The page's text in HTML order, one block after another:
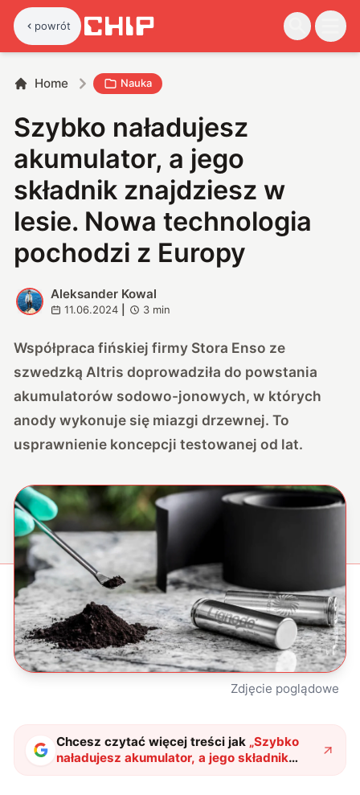
powrót
Home Nauka
Szybko naładujesz
akumulator, a jego
składnik znajdziesz w
lesie. Nowa technologia
pochodzi z Europy
A
Aleksander Kowal
11.06.2024 3 min
Współpraca fińskiej firmy Stora Enso ze
szwedzką Altris doprowadziła do powstania
akumulatorów sodowo-jonowych, w których
anody wykonuje się miazgi drzewnej. To
usprawnienie koncepcji testowanej od lat.
Zdjęcie poglądowe
Chcesz czytać więcej treści jak „Szybko
naładujesz akumulator, a jego składnik
znajdziesz w lesie. Nowa technologia